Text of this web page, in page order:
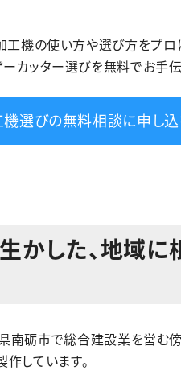
工機の使い方や選び方をプロ
カッター選びを無料でお手伝
機選びの無料相談に申し
かした、地域に
砺市で総合建設業を営む傍
作しています。